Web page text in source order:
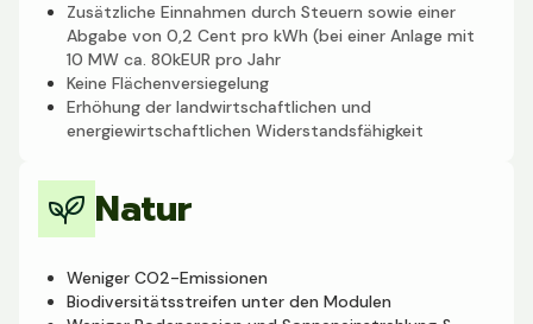
Zusätzliche Einnahmen durch Steuern sowie einer
Abgabe von 0,2 Cent pro kWh (bei einer Anlage mit
10 MW ca. 80kEUR pro Jahr
Keine Flächenversiegelung
Erhöhung der landwirtschaftlichen und
energiewirtschaftlichen Widerstandsfähigkeit
Natur
Weniger CO2-Emissionen
Biodiversitätsstreifen unter den Modulen